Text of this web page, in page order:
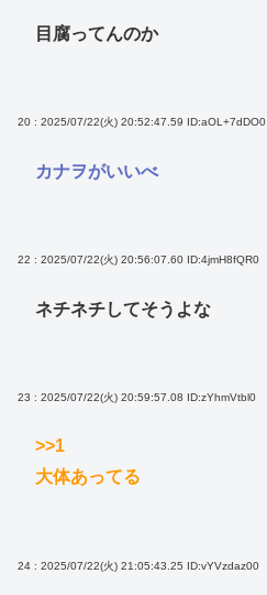
目腐ってんのか
20 : 2025/07/22(火) 20:52:47.59 ID:aOL+7dDO0
カナヲがいいべ
22 : 2025/07/22(火) 20:56:07.60 ID:4jmH8fQR0
ネチネチしてそうよな
23 : 2025/07/22(火) 20:59:57.08 ID:zYhmVtbl0
>>1
大体あってる
24 : 2025/07/22(火) 21:05:43.25 ID:vYVzdaz00